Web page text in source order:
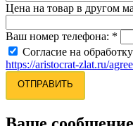
Цена на товар в другом
Ваш номер телефона: *
Согласие на
https://aristocrat-zlat.ru/
ОТПРАВИТЬ